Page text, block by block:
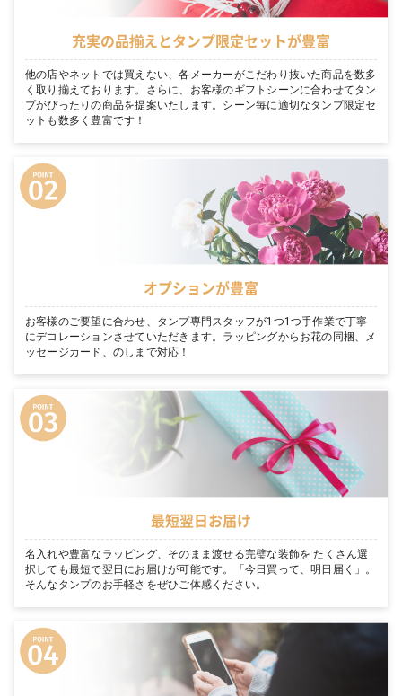
充実の品揃えとタンプ限定セットが豊富
他の店やネットでは買えない、各メーカーがこだわり抜いた商品を数多
く取り揃えております。さらに、お客様のギフトシーンに合わせてタン
プがぴったりの商品を提案いたします。シーン毎に適切なタンプ限定セ
ットも数多く豊富です！
オプションが豊富
お客様のご要望に合わせ、タンプ専門スタッフが1つ1つ手作業で丁寧
にデコレーションさせていただきます。ラッピングからお花の同梱、メ
ッセージカード、のしまで対応！
最短翌日お届け
名入れや豊富なラッピング、そのまま渡せる完璧な装飾を たくさん選
択しても最短で翌日にお届けが可能です。「今日買って、明日届く」。
そんなタンプのお手軽さをぜひご体感ください。